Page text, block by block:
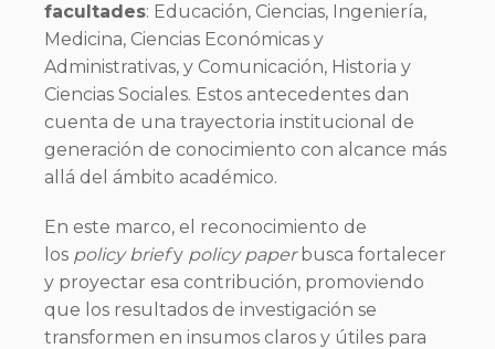
facultades: Educación, Ciencias, Ingeniería,
Medicina, Ciencias Económicas y
Administrativas, y Comunicación, Historia y
Ciencias Sociales. Estos antecedentes dan
cuenta de una trayectoria institucional de
generación de conocimiento con alcance más
allá del ámbito académico.
En este marco, el reconocimiento de
los policy briefy policy paperbusca fortalecer
y proyectar esa contribución, promoviendo
que los resultados de investigación se
transformen en insumos claros y útiles para